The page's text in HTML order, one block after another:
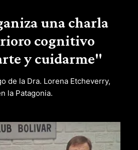
una charla
cognitivo
y cuidarme"
de la Dra. Lorena Etcheverry,
la Patagonia.